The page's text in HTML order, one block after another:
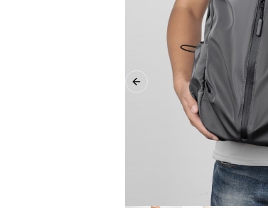
Previous slide